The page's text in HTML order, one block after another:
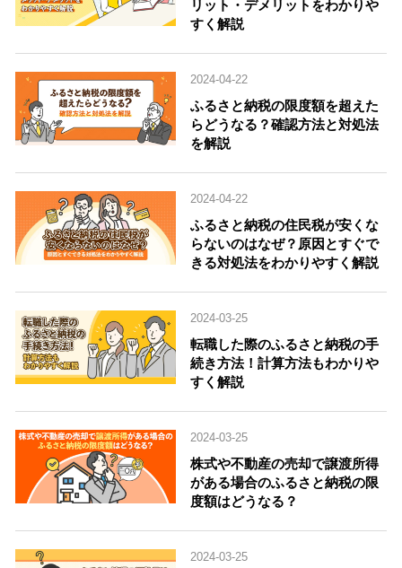
リット・デメリットをわかりや
すく解説
2024-04-22
ふるさと納税の限度額を超えた
らどうなる？確認方法と対処法
を解説
2024-04-22
ふるさと納税の住民税が安くな
らないのはなぜ？原因とすぐで
きる対処法をわかりやすく解説
2024-03-25
転職した際のふるさと納税の手
続き方法！計算方法もわかりや
すく解説
2024-03-25
株式や不動産の売却で譲渡所得
がある場合のふるさと納税の限
度額はどうなる？
2024-03-25